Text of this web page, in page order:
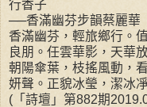
行香子
──香滿幽芬步韻蔡麗華
香滿幽芬，輕旅鄉行。
良朋。任雲華影，天華
朝陽傘葉，枝搖風動，
妍聲。正貌冰瑩，潔冰
(「詩壇」第882期